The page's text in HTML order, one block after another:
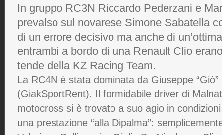
In gruppo RC3N Riccardo Pederzani e
prevalso sul novarese Simone Sabatella
di un errore decisivo ma anche di
entrambi a bordo di una Renault Clio
tende della KZ Racing Team.
La RC4N è stata dominata da Giuseppe
(GiakSportRent). Il formidabile driver di
motocross si è trovato a suo agio in
una prestazione “alla Dipalma”: